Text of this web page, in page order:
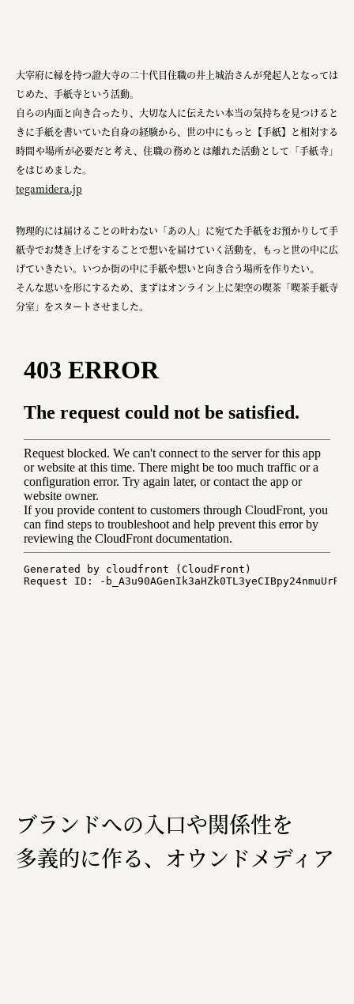
大宰府に縁を持つ證大寺の二十代目住職の井上城治さんが発起人となっては
じめた、手紙寺という活動。
自らの内面と向き合ったり、大切な人に伝えたい本当の気持ちを見つけると
きに手紙を書いていた自身の経験から、世の中にもっと【手紙】と相対する
時間や場所が必要だと考え、住職の務めとは離れた活動として「手紙寺」
をはじめました。
tegamidera.jp
物理的には届けることの叶わない「あの人」に宛てた手紙をお預かりして手
紙寺でお焚き上げをすることで想いを届けていく活動を、もっと世の中に広
げていきたい。いつか街の中に手紙や想いと向き合う場所を作りたい。
そんな思いを形にするため、まずはオンライン上に架空の喫茶「喫茶手紙寺
分室」をスタートさせました。
ブランドへの入口や関係性を
多義的に作る、オウンドメディア